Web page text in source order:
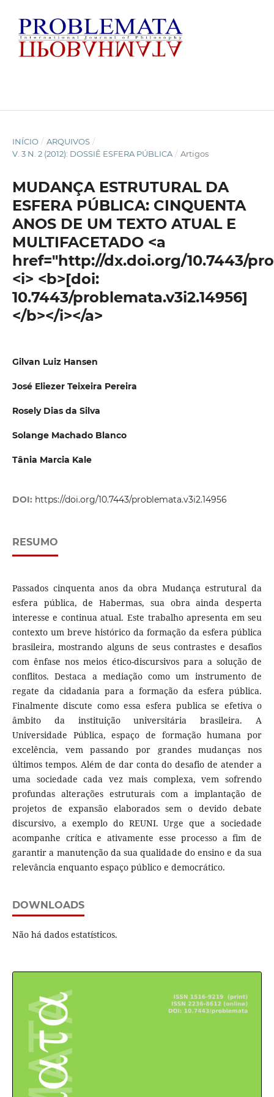
INÍCIO / ARQUIVOS /
V. 3 N. 2 (2012): DOSSIÊ ESFERA PÚBLICA / Artigos
MUDANÇA ESTRUTURAL DA
ESFERA PÚBLICA: CINQUENTA
ANOS DE UM TEXTO ATUAL E
MULTIFACETADO <a
href="http://dx.doi.org/10.7443/
<i> <b>[doi:
10.7443/problemata.v3i2.14956]
</b></i></a>
Gilvan Luiz Hansen
José Eliezer Teixeira Pereira
Rosely Dias da Silva
Solange Machado Blanco
Tânia Marcia Kale
DOI: https://doi.org/10.7443/problemata.v3i2.14956
RESUMO
Passados cinquenta anos da obra Mudança estrutural da
esfera pública, de Habermas, sua obra ainda desperta
interesse e continua atual. Este trabalho apresenta em seu
contexto um breve histórico da formação da esfera pública
brasileira, mostrando alguns de seus contrastes e desafios
com ênfase nos meios ético-discursivos para a solução de
conflitos. Destaca a mediação como um instrumento de
regate da cidadania para a formação da esfera pública.
Finalmente discute como essa esfera publica se efetiva o
âmbito da instituição universitária brasileira. A
Universidade Pública, espaço de formação humana por
excelência, vem passando por grandes mudanças nos
últimos tempos. Além de dar conta do desafio de atender a
uma sociedade cada vez mais complexa, vem sofrendo
profundas alterações estruturais com a implantação de
projetos de expansão elaborados sem o devido debate
discursivo, a exemplo do REUNI. Urge que a sociedade
acompanhe crítica e ativamente esse processo a fim de
garantir a manutenção da sua qualidade do ensino e da sua
relevância enquanto espaço público e democrático.
DOWNLOADS
Não há dados estatísticos.